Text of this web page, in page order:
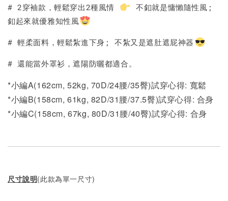
# 2穿袖款，輕鬆穿出2種風情
不釦就是慵懶隨性風;
釦起來就優雅知性風
# 輕柔面料，輕鬆紮進下身; 不紮又是遮肚遮屁神器
# 還能當外罩衫，遮陽防曬都適合。
*小編A(162cm, 52kg, 70D/24腰/35臀)試穿心得: 寬鬆
*小編B(158cm, 61kg, 82D/31腰/37.5臀)試穿心得: 合身
*小編C(158cm, 67kg, 80D/31腰/40臀)試穿心得: 合身
尺寸說明(此款為單一尺寸)